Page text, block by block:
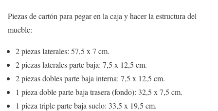
Piezas de cartón para pegar en la caja y hacer la estructura del
mueble:
2 piezas laterales: 57,5 x 7 cm.
2 piezas laterales parte baja: 7,5 x 12,5 cm.
2 piezas dobles parte baja interna: 7,5 x 12,5 cm.
1 pieza doble parte baja trasera (fondo): 32,5 x 7,5 cm.
1 pieza triple parte baja suelo: 33,5 x 19,5 cm.